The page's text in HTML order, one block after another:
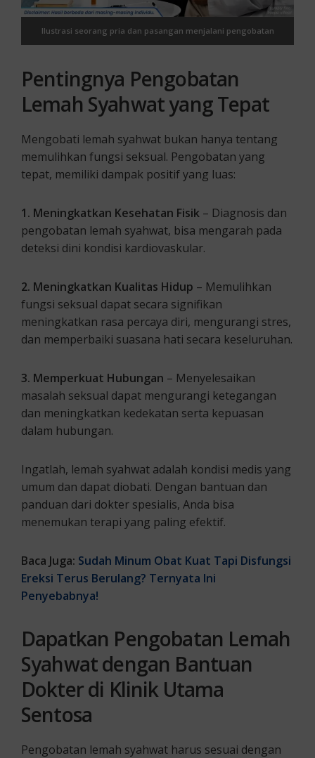
Ilustrasi seorang pria dan pasangan menjalani pengobatan
Pentingnya Pengobatan
Lemah Syahwat yang Tepat
Mengobati lemah syahwat bukan hanya tentang
memulihkan fungsi seksual. Pengobatan yang
tepat, memiliki dampak positif yang luas:
1. Meningkatkan Kesehatan Fisik – Diagnosis dan
pengobatan lemah syahwat, bisa mengarah pada
deteksi dini kondisi kardiovaskular.
2. Meningkatkan Kualitas Hidup – Memulihkan
fungsi seksual dapat secara signifikan
meningkatkan rasa percaya diri, mengurangi stres,
dan memperbaiki suasana hati secara keseluruhan.
3. Memperkuat Hubungan – Menyelesaikan
masalah seksual dapat mengurangi ketegangan
dan meningkatkan kedekatan serta kepuasan
dalam hubungan.
Ingatlah, lemah syahwat adalah kondisi medis yang
umum dan dapat diobati. Dengan bantuan dan
panduan dari dokter spesialis, Anda bisa
menemukan terapi yang paling efektif.
Baca Juga: Sudah Minum Obat Kuat Tapi Disfungsi
Ereksi Terus Berulang? Ternyata Ini
Penyebabnya!
Dapatkan Pengobatan Lemah
Syahwat dengan Bantuan
Dokter di Klinik Utama
Sentosa
Pengobatan lemah syahwat harus sesuai dengan